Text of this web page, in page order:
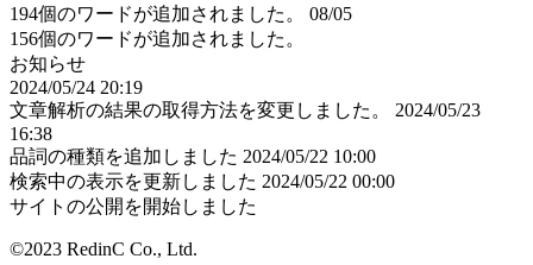
194個のワードが追加されました。
08/05
156個のワードが追加されました。
お知らせ
2024/05/24 20:19
文章解析の結果の取得方法を変更しました。
2024/05/23
16:38
品詞の種類を追加しました 2024/05/22 10:00
検索中の表示を更新しました 2024/05/22 00:00
サイトの公開を開始しました
©2023 RedinC Co., Ltd.